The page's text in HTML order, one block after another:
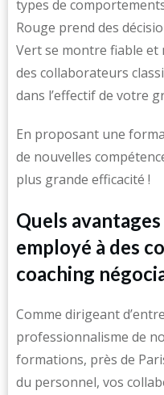
types de
Rouge prend des
Vert se montre fiable et
des collaborateurs
dans l’effectif de votre
En proposant une
de nouvelles
plus grande efficacité !
Quels
employé à des
coaching
Comme dirigeant
professionnalisme de
formations, près de
du personnel, vos